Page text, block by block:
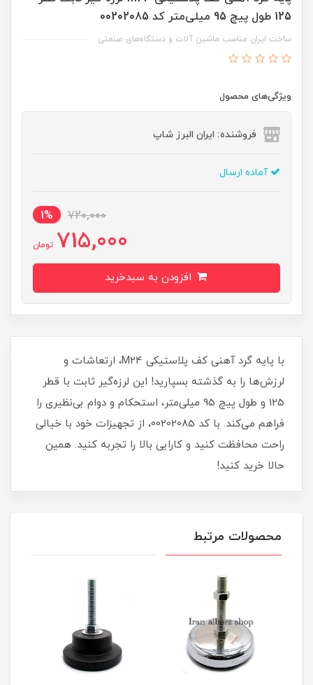
125 طول پیچ 95 میلی‌متر کد 00202085
ساخت ایران مناسب ماشین آلات و دستگاه‌های صنعتی
ویژگی‌های محصول
فروشنده: ایران البرز شاپ
آماده ارسال
720,000
1%
715,000 تومان
با پایه گرد آهنی کف پلاستیکی M24، ارتعاشات و
لرزش‌ها را به گذشته بسپارید! این لرزه‌گیر ثابت با قطر
125 و طول پیچ 95 میلی‌متر، استحکام و دوام بی‌نظیری را
فراهم می‌کند. با کد 00202085، از تجهیزات خود با خیالی
راحت محافظت کنید و کارایی بالا را تجربه کنید. همین
حالا خرید کنید!
محصولات مرتبط